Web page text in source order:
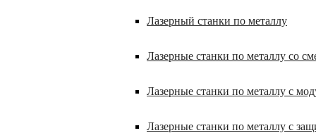
Лазерный станки по металлу
Лазерные станки по металлу со
Лазерные станки по металлу с
Лазерные станки по металлу с